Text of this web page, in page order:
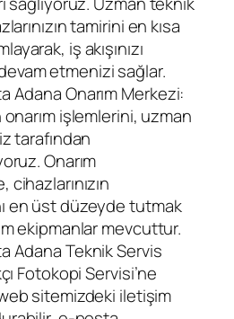
tamirini en kısa
iş akışınızı
etmenizi sağlar.
Adana Onarım Merkezi:
onarım işlemlerini, uzman
tarafından
Onarım
en üst düzeyde tutmak
ekipmanlar mevcuttur.
Adana Teknik Servis
Fotokopi Servisi’ne
sitemizdeki iletişim